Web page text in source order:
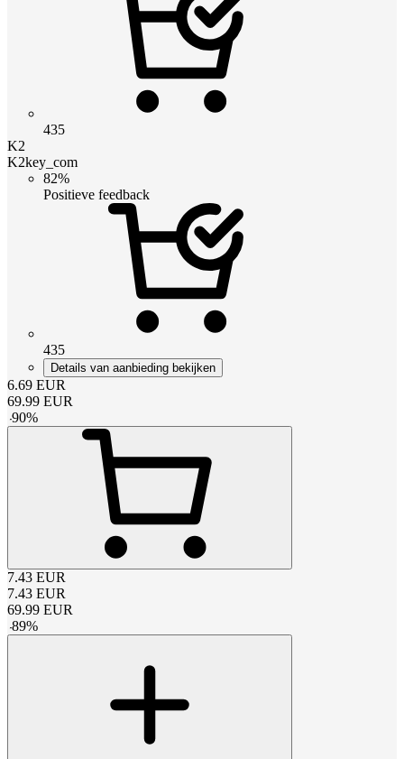
435
K2
K2key_com
82%
Positieve feedback
435
Details van aanbieding bekijken
6.69 EUR
69.99 EUR
-90%
7.43 EUR
7.43 EUR
69.99 EUR
-89%